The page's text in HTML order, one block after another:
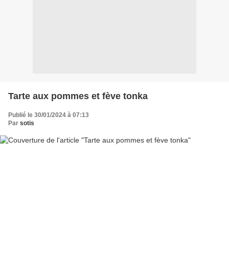
Tarte aux pommes et fève tonka
Publié le 30/01/2024 à 07:13
Par sotis